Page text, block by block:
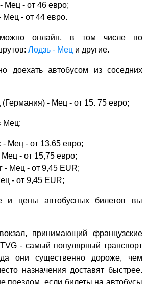
Мец - от 46 евро;
Мец - от 44 евро.
можно онлайн, в том числе по
Лодзь - Мец и другие.
доехать автобусом из соседних
- Мец - от 15. 75 евро;
Мец:
Мец - от 13,65 евро;
- от 15,75 евро;
- Мец - от 9,45 EUR;
- от 9,45 EUR;
и цены автобусных билетов вы
принимающий французские
- самый популярный транспорт
они существенно дороже, чем
назначения доставят быстрее.